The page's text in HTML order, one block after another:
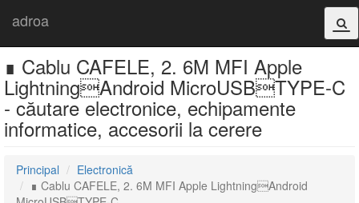
adroa
∎ Cablu CAFELE, 2. 6M MFI Apple
LightningAndroid MicroUSBTYPE-C
- căutare electronice, echipamente
informatice, accesorii la cerere
Principal
Electronică
∎ Cablu CAFELE, 2. 6M MFI Apple LightningAndroid